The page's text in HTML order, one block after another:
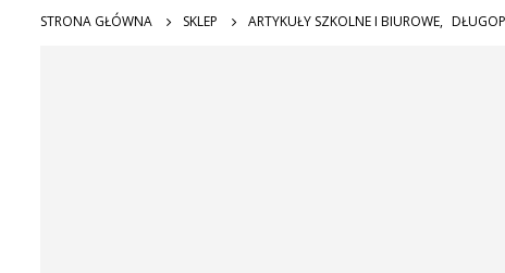
STRONA GŁÓWNA SKLEP ARTYKUŁY SZKOLNE I BIUROWE,